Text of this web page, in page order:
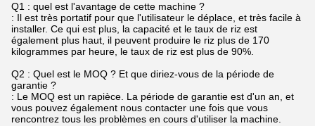
Q1 : quel est l'avantage de cette machine ?
: Il est très portatif pour que l'utilisateur le déplace, et très facile à
installer. Ce qui est plus, la capacité et le taux de riz est
également plus haut, il peuvent produire le riz plus de 170
kilogrammes par heure, le taux de riz est plus de 90%.
Q2 : Quel est le MOQ ? Et que diriez-vous de la période de
garantie ?
: Le MOQ est un rapièce. La période de garantie est d'un an, et
vous pouvez également nous contacter une fois que vous
rencontrez tous les problèmes en cours d'utiliser la machine.